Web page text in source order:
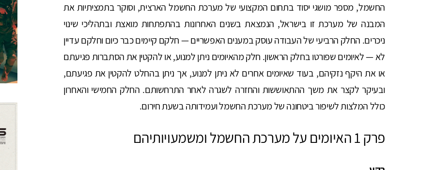
החשמל, מספר מושגי יסוד בתחום המקצועי של מערכת החשמל הארצית, וסוקר בתמציתיות את
המבנה של מערכת זו בישראל, הנמצאת בשנים האחרונות בהתפתחות מואצת ובתהליכי שינוי
ניכרים. החלק הרביעי של העבודה עוסק במענים האפשריים — חלקם קיימים כבר כיום וחלקם עדיין
לא — לאיומים שפורטו בחלק הראשון. חלק מהאיומים ניתן למנוע, או להקטין את הסתברות פגיעתם
או את היקף נזקיהם, בעוד שאיומים אחרים לא ניתן למנוע, אך ניתן בהחלט להקטין את פגיעתם,
ובעיקר לקצר את משך ההתאוששות והחזרה לשגרה לאחר התרחשותם. החלק החמישי והאחרון
כולל המלצות לשיפור ביטחונה של מערכת החשמל ועמידותה בשעת חירום.
פרק 1 האיומים על מערכת החשמל ומשמעויותיהם